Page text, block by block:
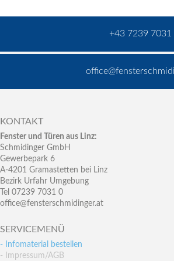
+43 7239 7031
KONTAKT
Fenster und Türen aus Linz:
Schmidinger GmbH
Gewerbepark 6
A-4201 Gramastetten bei Linz
Bezirk Urfahr Umgebung
Tel 07239 7031 0
office@fensterschmidinger.at
SERVICEMENÜ
- Infomaterial bestellen
- Impressum/AGB